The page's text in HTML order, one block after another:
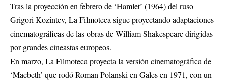
Tras la proyección en febrero de ‘Hamlet’ (1964) del ruso
Grigori Kozintev, La Filmoteca sigue proyectando adaptaciones
cinematográficas de las obras de William Shakespeare dirigidas
por grandes cineastas europeos.
En marzo, La Filmoteca proyecta la versión cinematográfica de
‘Macbeth’ que rodó Roman Polanski en Gales en 1971, con un